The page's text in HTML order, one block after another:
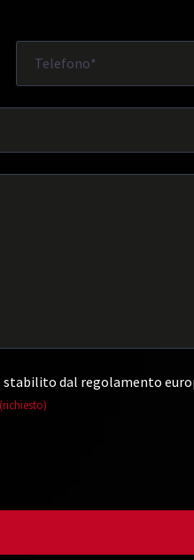
stabilito dal regolamento
(richiesto)